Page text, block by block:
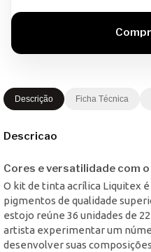
Descrição Ficha Técnica
Descricao
Cores e versatilidade com
O kit de tinta acrílica Liquitex
pigmentos de qualidade
estojo reúne 36 unidades de
artista experimentar um
desenvolver suas